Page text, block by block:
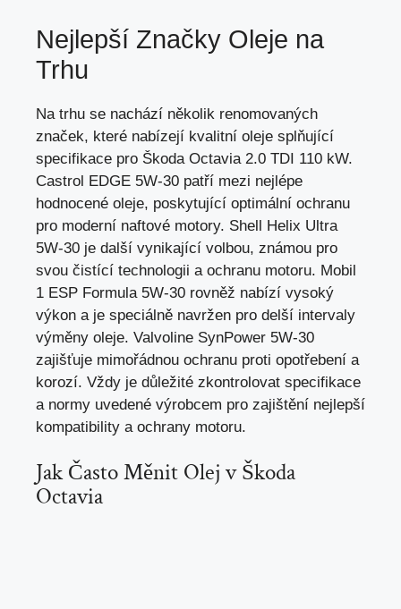
Nejlepší Značky Oleje na
Trhu
Na trhu se nachází několik renomovaných
značek, které nabízejí kvalitní oleje splňující
specifikace pro Škoda Octavia 2.0 TDI 110 kW.
Castrol EDGE 5W-30 patří mezi nejlépe
hodnocené oleje, poskytující optimální ochranu
pro moderní naftové motory. Shell Helix Ultra
5W-30 je další vynikající volbou, známou pro
svou čistící technologii a ochranu motoru. Mobil
1 ESP Formula 5W-30 rovněž nabízí vysoký
výkon a je speciálně navržen pro delší intervaly
výměny oleje. Valvoline SynPower 5W-30
zajišťuje mimořádnou ochranu proti opotřebení a
korozí. Vždy je důležité zkontrolovat specifikace
a normy uvedené výrobcem pro zajištění nejlepší
kompatibility a ochrany motoru.
Jak Často Měnit Olej v Škoda
Octavia